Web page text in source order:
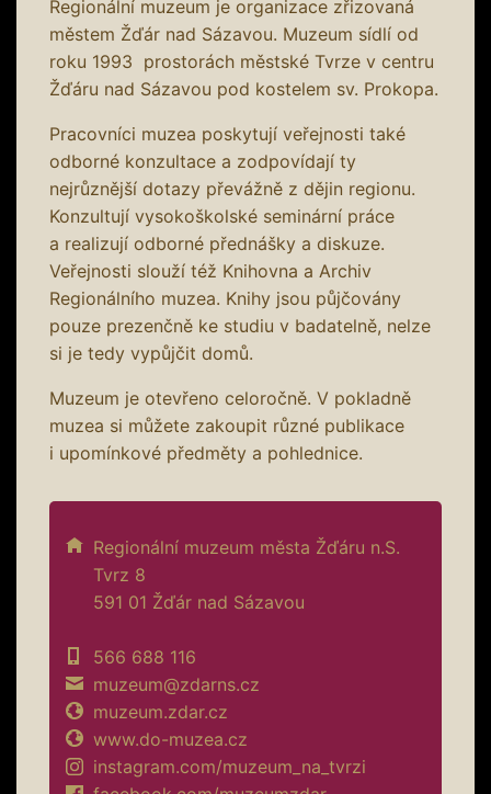
Regionální muzeum je organizace zřizovaná
městem Žďár nad Sázavou. Muzeum sídlí od
roku 1993 prostorách městské Tvrze v centru
Žďáru nad Sázavou pod kostelem sv. Prokopa.
Pracovníci muzea poskytují veřejnosti také
odborné konzultace a zodpovídají ty
nejrůznější dotazy převážně z dějin regionu.
Konzultují vysokoškolské seminární práce
a realizují odborné přednášky a diskuze.
Veřejnosti slouží též Knihovna a Archiv
Regionálního muzea. Knihy jsou půjčovány
pouze prezenčně ke studiu v badatelně, nelze
si je tedy vypůjčit domů.
Muzeum je otevřeno celoročně. V pokladně
muzea si můžete zakoupit různé publikace
i upomínkové předměty a pohlednice.
Regionální muzeum města Žďáru n.S.
Tvrz 8
591 01 Žďár nad Sázavou
566 688 116
muzeum@zdarns.cz
muzeum.zdar.cz
www.do-muzea.cz
instagram.com/muzeum_na_tvrzi